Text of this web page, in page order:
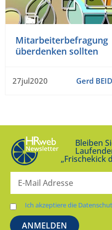
Mitarbeiterbefragung
überdenken sollten
27jul2020 Gerd
Bleiben
„Frischekick
Ich akzeptiere die